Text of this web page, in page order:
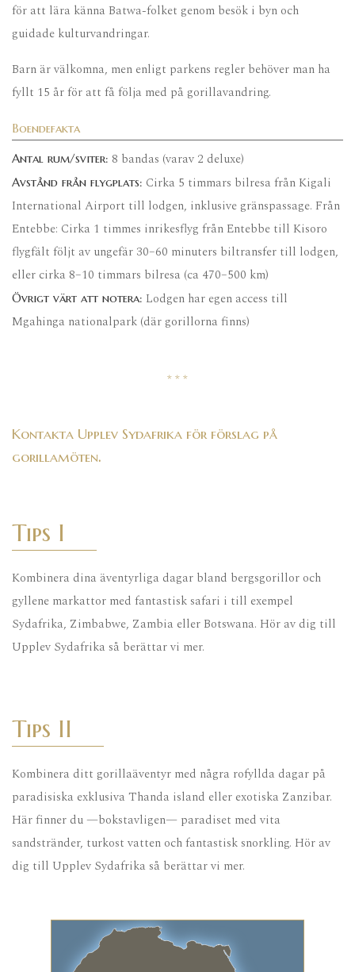
för att lära känna Batwa-folket genom besök i byn och
guidade kulturvandringar.
Barn är välkomna, men enligt parkens regler behöver man ha
fyllt 15 år för att få följa med på gorillavandring.
Boendefakta
Antal rum/sviter: 8 bandas (varav 2 deluxe)
Avstånd från flygplats: Cirka 5 timmars bilresa från Kigali
International Airport till lodgen, inklusive gränspassage. Från
Entebbe: Cirka 1 timmes inrikesflyg från Entebbe till Kisoro
flygfält följt av ungefär 30–60 minuters biltransfer till lodgen,
eller cirka 8–10 timmars bilresa (ca 470–500 km)
Övrigt värt att notera: Lodgen har egen access till
Mgahinga nationalpark (där gorillorna finns)
* * *
Kontakta Upplev Sydafrika för förslag på
gorillamöten.
Tips I
Kombinera dina äventyrliga dagar bland bergsgorillor och
gyllene markattor med fantastisk safari i till exempel
Sydafrika, Zimbabwe, Zambia eller Botswana. Hör av dig till
Upplev Sydafrika så berättar vi mer.
Tips II
Kombinera ditt gorillaäventyr med några rofyllda dagar på
paradisiska exklusiva Thanda island eller exotiska Zanzibar.
Här finner du —bokstavligen— paradiset med vita
sandstränder, turkost vatten och fantastisk snorkling. Hör av
dig till Upplev Sydafrika så berättar vi mer.